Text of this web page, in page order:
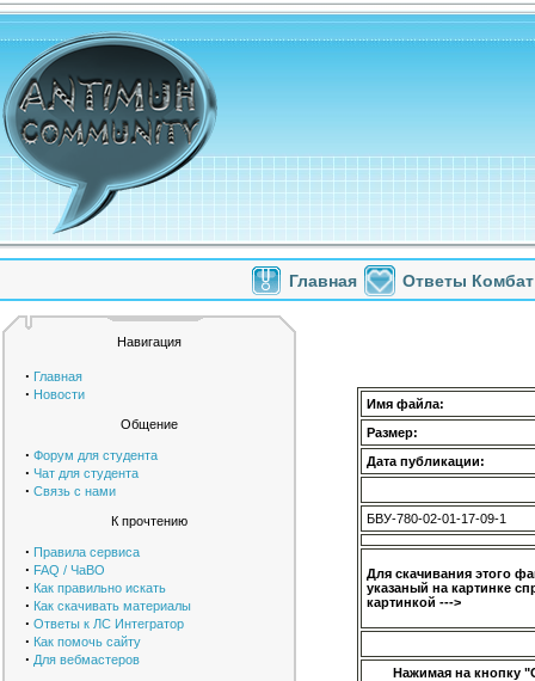
Главная Ответы Комбат
Навигация
· Главная
· Новости
Общение
· Форум для студента
· Чат для студента
· Связь с нами
К прочтению
· Правила сервиса
· FAQ / ЧаВО
· Как правильно искать
· Как скачивать материалы
· Ответы к ЛС Интегратор
· Как помочь сайту
· Для вебмастеров
Имя файла:
Размер:
Дата публикации:
БВУ-780-02-01-17-09-1
Для скачивания этого
указаный на картинке
картинкой --->
Нажимая на кнопку